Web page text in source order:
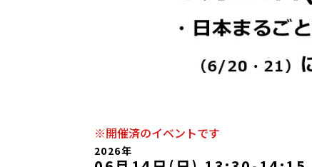
※開催済のイベントです
2026年